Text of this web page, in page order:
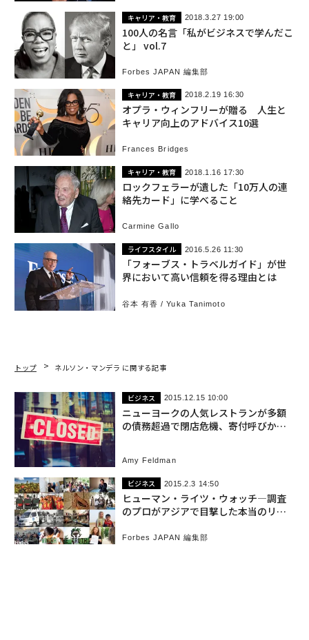
キャリア・教育 2018.3.27 19:00
100人の名言「私がビジネスで学んだこ
と」 vol.7
Forbes JAPAN 編集部
キャリア・教育 2018.2.19 16:30
オプラ・ウィンフリーが贈る 人生と
キャリア向上のアドバイス10選
Frances Bridges
キャリア・教育 2018.1.16 17:30
ロックフェラーが遺した「10万人の連
絡先カード」に学べること
Carmine Gallo
ライフスタイル 2016.5.26 11:30
「フォーブス・トラベルガイド」が世
界において高い信頼を得る理由とは
谷本 有香 / Yuka Tanimoto
トップ ネルソン・マンデラ に関する記事
ビジネス 2015.12.15 10:00
ニューヨークの人気レストランが多額
の債務超過で閉店危機、寄付呼びかけ
Amy Feldman
ビジネス 2015.2.3 14:50
ヒューマン・ライツ・ウォッチ―調査
のプロがアジアで目撃した本当のリス
Forbes JAPAN 編集部